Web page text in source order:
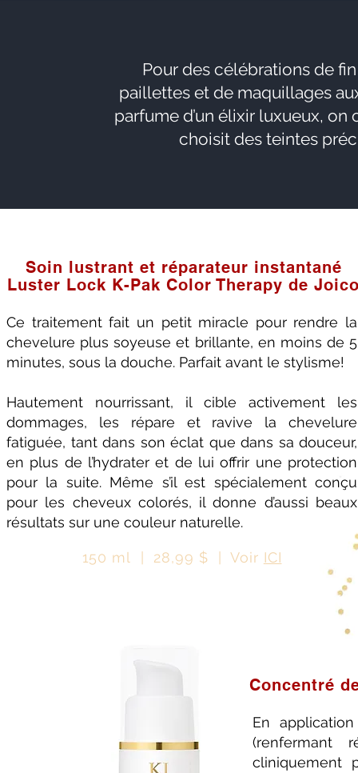
Pour des célébrations de
paillettes et de maquillages
parfume d’un élixir luxueux,
choisit des teintes
Soin lustrant et réparateur instantané
Luster Lock K-Pak Color Therapy de
Ce traitement fait un petit miracle pour rendre la
chevelure plus soyeuse et brillante, en moins de 5
minutes, sous la douche. Parfait avant le stylisme!
Hautement nourrissant, il cible activement les
dommages, les répare et ravive la chevelure
fatiguée, tant dans son éclat que dans sa douceur,
en plus de l’hydrater et de lui offrir une protection
pour la suite. Même s’il est spécialement conçu
pour les cheveux colorés, il donne d’aussi beaux
résultats sur une couleur naturelle.
150 ml | 28,99 $ | Voir ICI
Concentré
En
(renfermant
cliniquement